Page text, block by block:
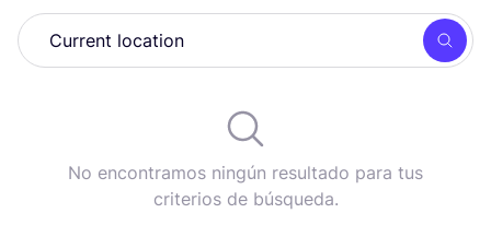
No encontramos ningún resultado para tus
criterios de búsqueda.